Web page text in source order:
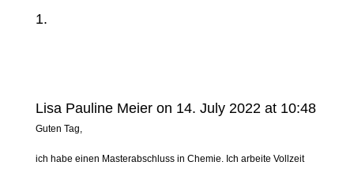
Lisa Pauline Meier on 14. July 2022 at 10:48
Guten Tag,
ich habe einen Masterabschluss in Chemie. Ich arbeite Vollzeit